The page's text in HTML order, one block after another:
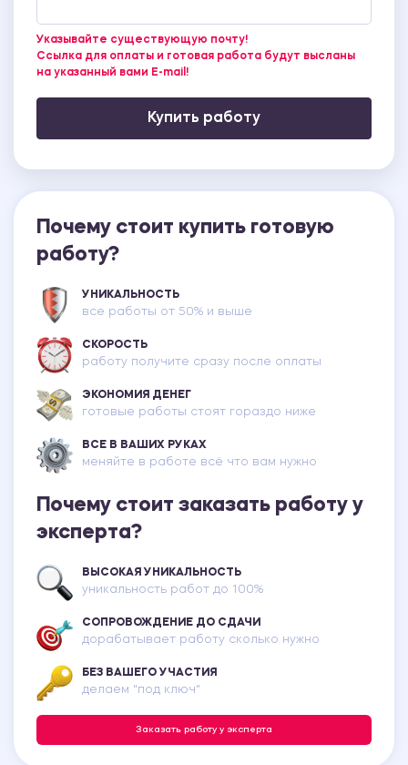
Указывайте существующую почту!
Ссылка для оплаты и готовая работа будут высланы
на указанный вами E-mail!
Купить работу
Почему стоит купить готовую
работу?
УНИКАЛЬНОСТЬ
все работы от 50% и выше
СКОРОСТЬ
работу получите сразу после оплаты
ЭКОНОМИЯ ДЕНЕГ
готовые работы стоят гораздо ниже
ВСЕ В ВАШИХ РУКАХ
меняйте в работе всё что вам нужно
Почему стоит заказать работу у
эксперта?
ВЫСОКАЯ УНИКАЛЬНОСТЬ
уникальность работ до 100%
СОПРОВОЖДЕНИЕ ДО СДАЧИ
дорабатывает работу сколько нужно
БЕЗ ВАШЕГО УЧАСТИЯ
делаем "под ключ"
Заказать работу у эксперта